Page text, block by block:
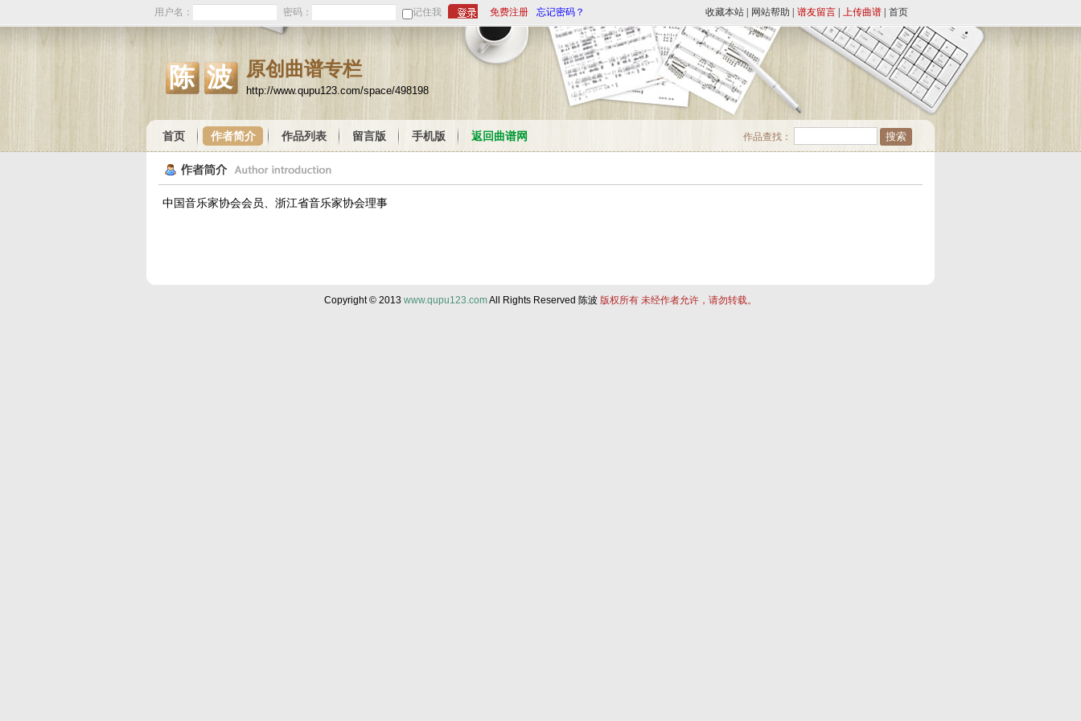
用户名： 密码： 记住我 免费注册 忘记密码？ 收藏本站 网站帮助 谱友留言 上传曲谱 首页
陈波 原创曲谱专栏
http://www.qupu123.com/space/498198
作品查找：
首页 作者简介 作品列表 留言版 手机版 返回曲谱网
中国音乐家协会会员、浙江省音乐家协会理事
Copyright © 2013 www.qupu123.comAll Rights Reserved 陈波 版权所有 未经作者允许，请勿转载。